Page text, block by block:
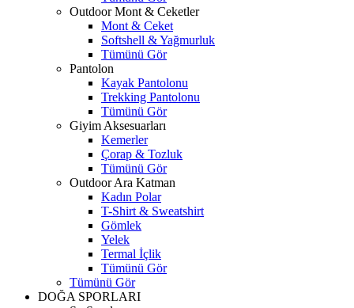
Outdoor Mont & Ceketler
Mont & Ceket
Softshell & Yağmurluk
Tümünü Gör
Pantolon
Kayak Pantolonu
Trekking Pantolonu
Tümünü Gör
Giyim Aksesuarları
Kemerler
Çorap & Tozluk
Tümünü Gör
Outdoor Ara Katman
Kadın Polar
T-Shirt & Sweatshirt
Gömlek
Yelek
Termal İçlik
Tümünü Gör
Tümünü Gör
DOĞA SPORLARI